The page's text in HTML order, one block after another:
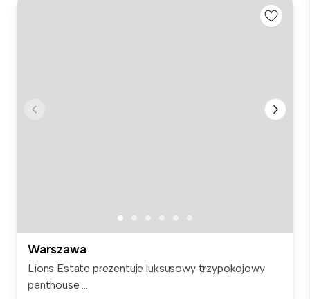
Warszawa
Lions Estate prezentuje luksusowy trzypokojowy
penthouse ...